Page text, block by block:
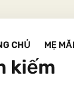
CHỦ MẸ
kiếm